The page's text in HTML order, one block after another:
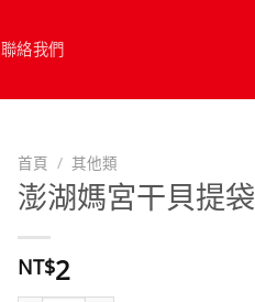
聯絡我們
首頁 / 其他類
澎湖媽宮干貝提袋
NT$2